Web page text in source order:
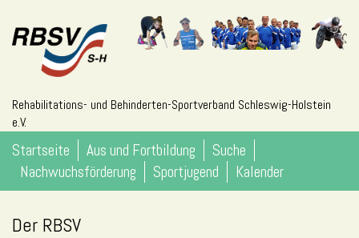
Rehabilitations- und Behinderten-Sportverband Schleswig-Holstein
e.V.
Startseite Aus und Fortbildung
Suche
Nachwuchsförderung
Sportjugend Kalender
Der RBSV